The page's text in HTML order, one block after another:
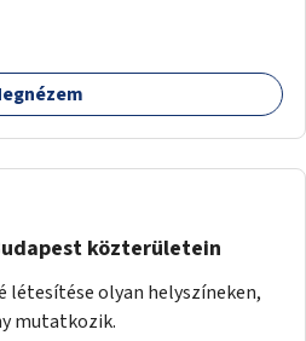
közterületein
létesítése olyan helyszíneken,
mutatkozik.